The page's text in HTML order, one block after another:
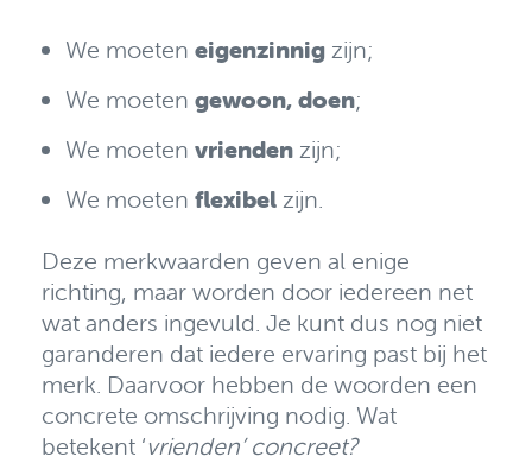
We moeten eigenzinnig zijn;
We moeten gewoon, doen;
We moeten vrienden zijn;
We moeten flexibel zijn.
Deze merkwaarden geven al enige
richting, maar worden door iedereen net
wat anders ingevuld. Je kunt dus nog niet
garanderen dat iedere ervaring past bij het
merk. Daarvoor hebben de woorden een
concrete omschrijving nodig. Wat
betekent ‘vrienden’ concreet?